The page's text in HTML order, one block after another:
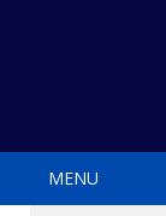
MENU